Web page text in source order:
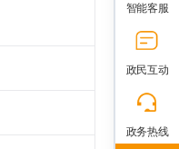
智能客服
政民互动
政务热线